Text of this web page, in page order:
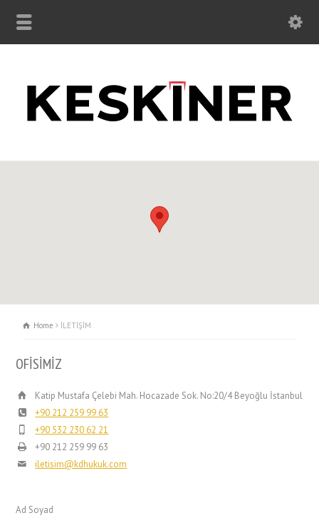
Home İLETİŞİM
OFİSİMİZ
Katip Mustafa Çelebi Mah. Hocazade Sok. No:20/4 Beyoğlu İstanbul
+90 212 259 99 63
+90 532 230 62 21
+90 212 259 99 63
iletisim@kdhukuk.com
Ad Soyad